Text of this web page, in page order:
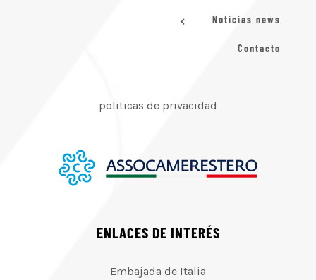
Noticias news
Contacto
politicas de privacidad
ENLACES DE INTERÉS
Embajada de Italia